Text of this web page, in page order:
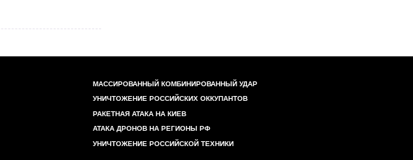
МАССИРОВАННЫЙ КОМБИНИРОВАННЫЙ УДАР
УНИЧТОЖЕНИЕ РОССИЙСКИХ ОККУПАНТОВ
РАКЕТНАЯ АТАКА НА КИЕВ
АТАКА ДРОНОВ НА РЕГИОНЫ РФ
УНИЧТОЖЕНИЕ РОССИЙСКОЙ ТЕХНИКИ